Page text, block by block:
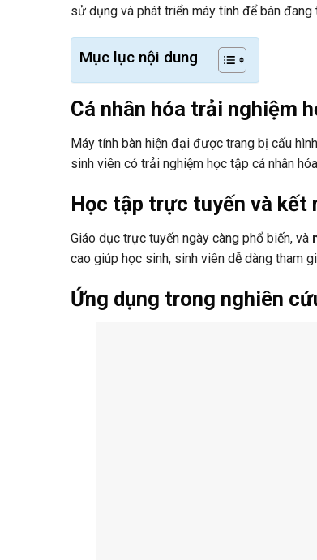
sử dụng và phát triển máy tính để bàn
Mục lục nội dung
Cá nhân hóa trải nghiệm
Máy tính bàn hiện đại được trang bị cấu
sinh viên có trải nghiệm học tập cá nhân
Học tập trực tuyến và kết
Giáo dục trực tuyến ngày càng phổ biến, và
cao giúp học sinh, sinh viên dễ dàng tham
Ứng dụng trong nghiên